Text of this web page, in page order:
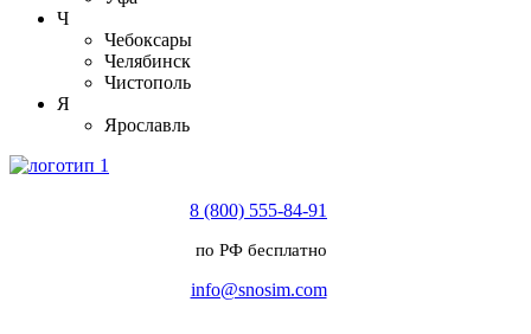
Ч
Чебоксары
Челябинск
Чистополь
Я
Ярославль
8 (800) 555-84-91
по РФ бесплатно
info@snosim.com